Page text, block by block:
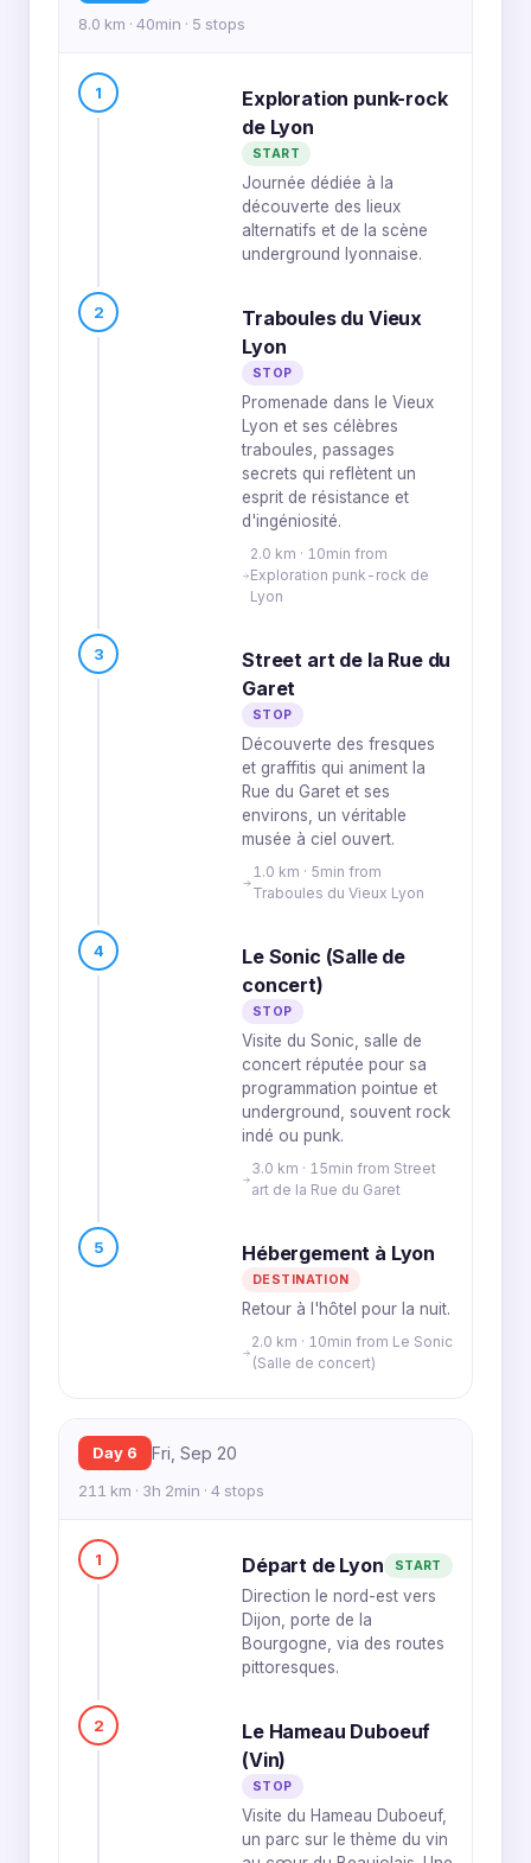
8.0 km · 40min · 5 stops
1
Exploration punk-rock
de Lyon
START
Journée dédiée à la
découverte des lieux
alternatifs et de la scène
underground lyonnaise.
2
Traboules du Vieux
Lyon
STOP
Promenade dans le Vieux
Lyon et ses célèbres
traboules, passages
secrets qui reflètent un
esprit de résistance et
d'ingéniosité.
2.0 km · 10min from
Exploration punk-rock de
Lyon
3
Street art de la Rue du
Garet
STOP
Découverte des fresques
et graffitis qui animent la
Rue du Garet et ses
environs, un véritable
musée à ciel ouvert.
1.0 km · 5min from
Traboules du Vieux Lyon
4
Le Sonic (Salle de
concert)
STOP
Visite du Sonic, salle de
concert réputée pour sa
programmation pointue et
underground, souvent rock
indé ou punk.
3.0 km · 15min from Street
art de la Rue du Garet
5 Hébergement à Lyon
DESTINATION
Retour à l'hôtel pour la nuit.
2.0 km · 10min from Le Sonic
(Salle de concert)
Day 6 Fri, Sep 20
211 km · 3h 2min · 4 stops
1 Départ de Lyon START
Direction le nord-est vers
Dijon, porte de la
Bourgogne, via des routes
pittoresques.
2
Le Hameau Duboeuf
(Vin)
STOP
Visite du Hameau Duboeuf,
un parc sur le thème du vin